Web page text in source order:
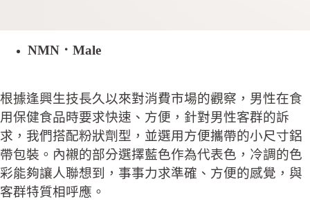
NMN．Male
根據逢興生技長久以來對消費市場的觀察，男性在食
用保健食品時要求快速、方便，針對男性客群的訴
求，我們搭配粉狀劑型，並選用方便攜帶的小尺寸鋁
帶包裝。內襯的部分選擇藍色作為代表色，冷調的色
彩能夠讓人聯想到，事事力求準確、方便的感覺，與
客群特質相呼應。